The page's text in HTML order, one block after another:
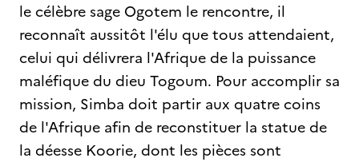
le célèbre sage Ogotem le rencontre, il
reconnaît aussitôt l'élu que tous attendaient,
celui qui délivrera l'Afrique de la puissance
maléfique du dieu Togoum. Pour accomplir sa
mission, Simba doit partir aux quatre coins
de l'Afrique afin de reconstituer la statue de
la déesse Koorie, dont les pièces sont